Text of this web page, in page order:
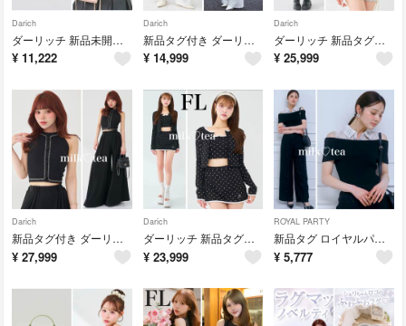
Darich
ダーリッチ 新品未開封 シルバーパーツ ピンク キルティングスクエアミニバッグ
¥ 11,222
Darich
新品タグ付き ダーリッチ 美シルエットカットフレアパンツ ホワイト S 白
¥ 14,999
Darich
ダーリッチ 新品タグ付 アシメデザインレースフリルセットアップ ブラック フリー
¥ 25,999
Darich
新品タグ付き ダーリッチ アメスリチェーンラメセットアップ ブラック フリー
¥ 27,999
Darich
ダーリッチ 新品タグ付き コンパクトドット3ピース ブラック FL セットアップ
¥ 23,999
ROYAL PARTY
新品タグ ロイヤルパーティー チェックブラウスドッキングニットトップス ブラック
¥ 5,777